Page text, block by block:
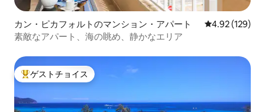
カン・ピカフォルトのマンション・アパート レビュー129
4.92 (129)
素敵なアパート、海の眺め、静かなエリア
大好評のゲストチョイスです。
ゲストチョイス